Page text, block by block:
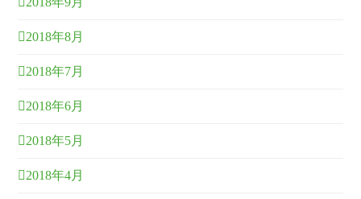
2018年8月
2018年7月
2018年6月
2018年5月
2018年4月